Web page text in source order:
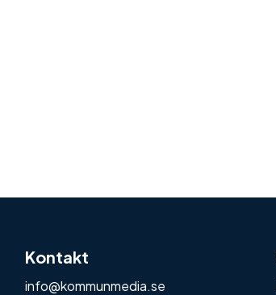
Kontakt
info@kommunmedia.se